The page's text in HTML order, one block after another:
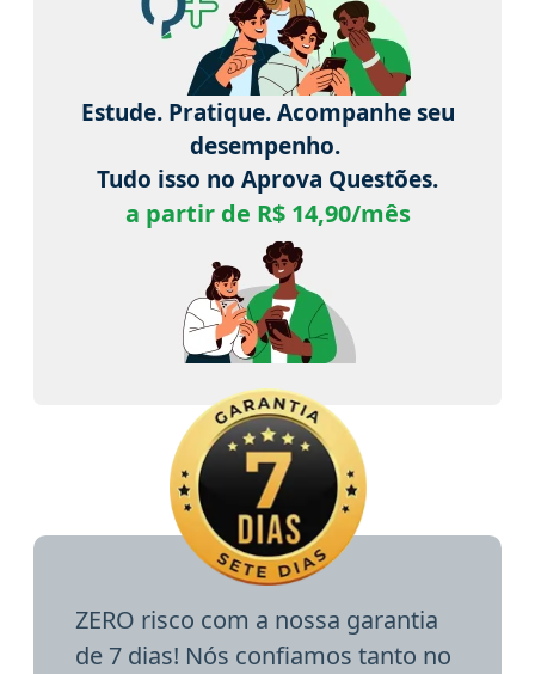
Estude. Pratique. Acompanhe seu
desempenho.
Tudo isso no Aprova Questões.
a partir de R$ 14,90/mês
ZERO risco com a nossa garantia
de 7 dias! Nós confiamos tanto no